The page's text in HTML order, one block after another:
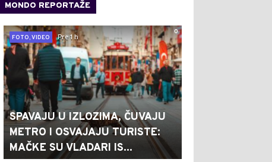
MONDO REPORTAŽE
0
FOTO, VIDEO
Pre 1 h
SPAVAJU U IZLOZIMA, ČUVAJU
METRO I OSVAJAJU TURISTE:
MAČKE SU VLADARI IS...